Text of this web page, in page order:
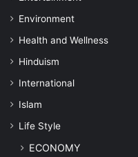
Environment
Health and Wellness
Hinduism
International
Islam
Life Style
ECONOMY